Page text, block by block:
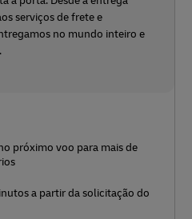
serviços de frete e
no mundo inteiro e
próximo voo para mais de
a partir da solicitação do